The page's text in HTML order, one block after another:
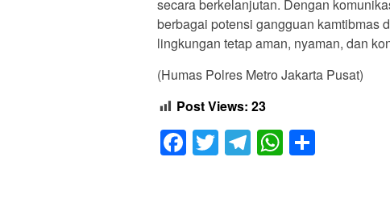
secara berkelanjutan. Dengan
berbagai potensi gangguan kamtibmas
lingkungan tetap aman, nyaman, dan
(Humas Polres Metro Jakarta Pusat)
Post Views: 23
Facebook
TwitterTelegram
WhatsApp